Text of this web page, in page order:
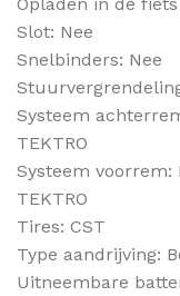
Slot: Nee
Snelbinders: Nee
Systeem
TEKTRO
Systeem
TEKTRO
Tires: CST
Type aandrijving:
Uitneembare